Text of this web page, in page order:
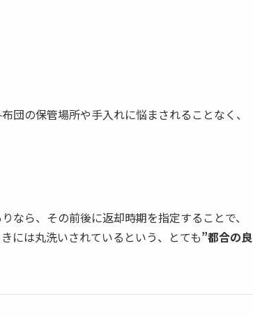
団の保管場所や手入れに悩まされることなく、
なら、その前後に返却時期を指定することで、
には丸洗いされているという、とても”都合の良